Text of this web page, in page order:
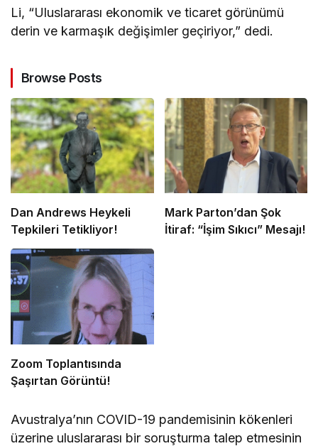
Li, “Uluslararası ekonomik ve ticaret görünümü
derin ve karmaşık değişimler geçiriyor,” dedi.
Browse Posts
Dan Andrews Heykeli
Tepkileri Tetikliyor!
Mark Parton’dan Şok
İtiraf: “İşim Sıkıcı” Mesajı!
Zoom Toplantısında
Şaşırtan Görüntü!
Avustralya’nın COVID-19 pandemisinin kökenleri
üzerine uluslararası bir soruşturma talep etmesinin